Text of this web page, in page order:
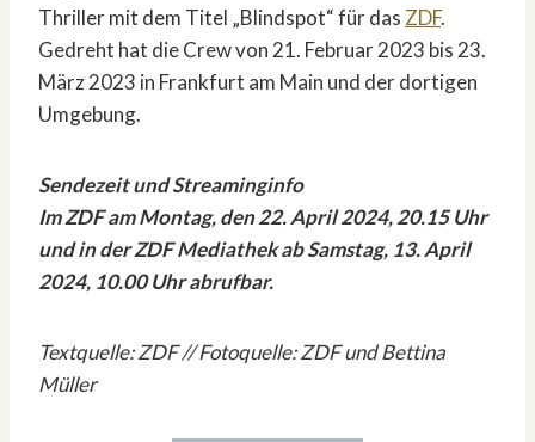
Thriller mit dem Titel „Blindspot“ für das ZDF.
Gedreht hat die Crew von 21. Februar 2023 bis 23.
März 2023 in Frankfurt am Main und der dortigen
Umgebung.
Sendezeit und Streaminginfo
Im ZDF am Montag, den 22. April 2024, 20.15 Uhr
und in der ZDF Mediathek ab Samstag, 13. April
2024, 10.00 Uhr abrufbar.
Textquelle: ZDF // Fotoquelle: ZDF und Bettina
Müller